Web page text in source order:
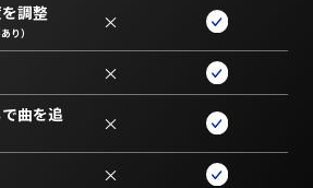
調整
り） ×
×
曲を追
×
×